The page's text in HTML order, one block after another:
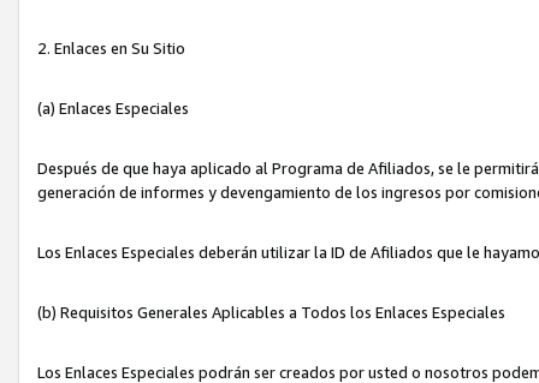
2. Enlaces en Su Sitio
(a) Enlaces Especiales
Después de que haya aplicado al Programa de Afiliados, se le
generación de informes y devengamiento de los ingresos por
Los Enlaces Especiales deberán utilizar la ID de Afiliados que le
(b) Requisitos Generales Aplicables a Todos los Enlaces Especiales
Los Enlaces Especiales podrán ser creados por usted o nosotros